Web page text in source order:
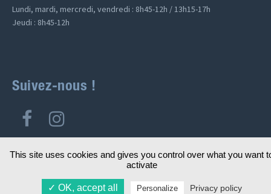
Lundi, mardi, mercredi, vendredi : 8h45-12h / 13h15-17h
Jeudi : 8h45-12h
Suivez-nous !
Ville de Vern-sur-Seiche (35).
site
Contact
This site uses cookies and gives you control over what you want
activate
✓ OK, accept all Personalize Privacy policy